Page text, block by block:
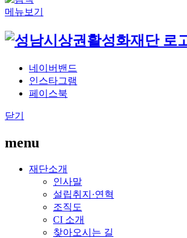
메뉴보기
네이버밴드
인스타그램
페이스북
닫기
menu
재단소개
인사말
설립취지·연혁
조직도
CI 소개
찾아오시는 길